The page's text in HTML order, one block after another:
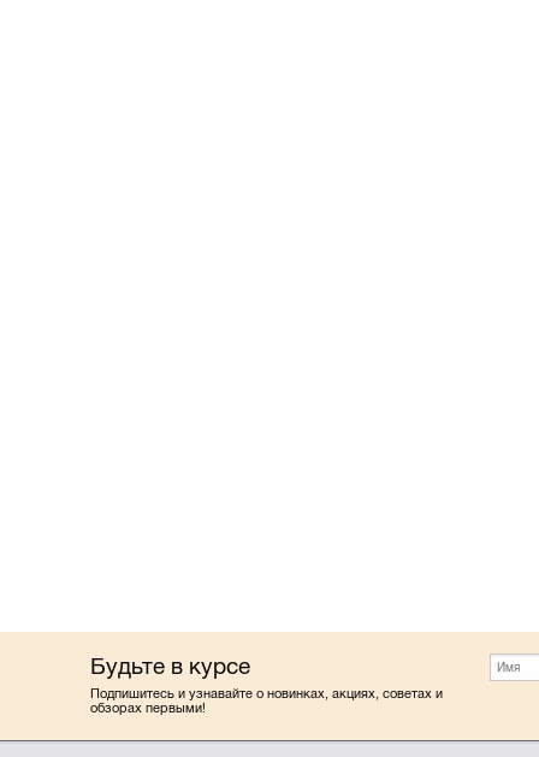
Будьте в курсе
Подпишитесь и узнавайте о новинках, акциях, советах и
обзорах первыми!